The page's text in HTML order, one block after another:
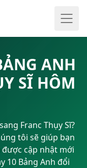
ANH
SĨ HÔM
Franc Thụy Sĩ?
tôi sẽ giúp bạn
cập nhật mới
10 Bảng Anh đổi